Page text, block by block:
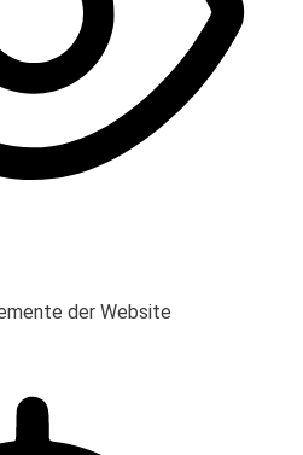
der Website